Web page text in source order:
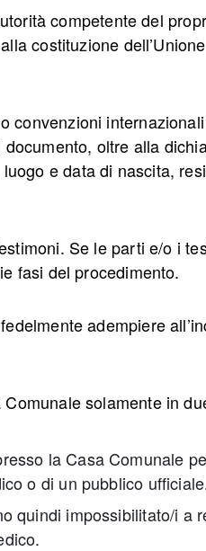
competente del
costituzione
convenzioni internazionali
oltre alla
e data di nascita,
Se le parti e/o i
fasi del procedimento.
adempiere
solamente in
la Casa Comunale
o di un pubblico
quindi impossibilitato/i a